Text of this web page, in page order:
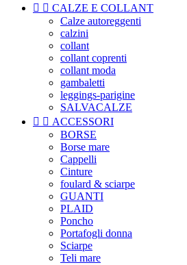
  CALZE E COLLANT
Calze autoreggenti
calzini
collant
collant coprenti
collant moda
gambaletti
leggings-parigine
SALVACALZE
  ACCESSORI
BORSE
Borse mare
Cappelli
Cinture
foulard & sciarpe
GUANTI
PLAID
Poncho
Portafogli donna
Sciarpe
Teli mare